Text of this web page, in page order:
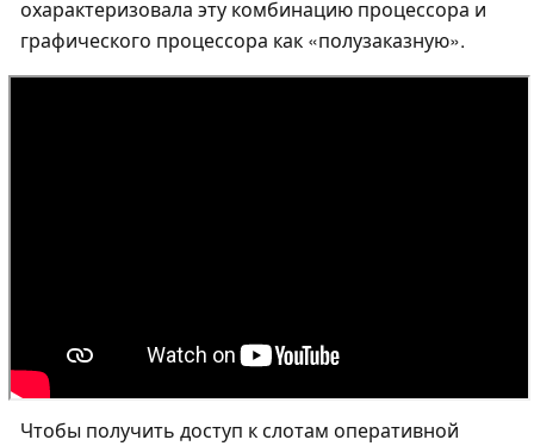
охарактеризовала эту комбинацию процессора и
графического процессора как «полузаказную».
Чтобы получить доступ к слотам оперативной